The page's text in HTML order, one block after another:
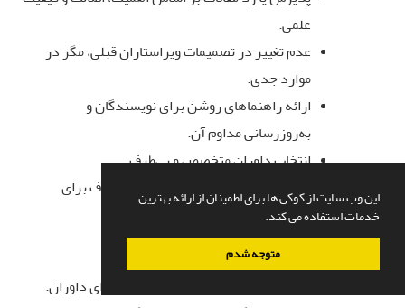
این وب سایت از کوکی ها برای اطمینان از ارائه بهترین
خدمات استفاده می کند.
متوجه شدم
علمی.
عدم تغییر در تصمیمات ویراستاران قبلی، مگر در
موارد جدی.
ارائه راهنماهای روشن برای نویسندگان و
به‌روزرسانی مداوم آن.
انتخاب داوران متخصص و بی‌طرف.
انتشار تعارض منافع و ارائه فرایند شفاف برای
رسیدگی به شکایات
مسئولیت‌های سردبیران در قبال داوران
ارائه دستورالعمل‌های کامل و به‌روز برای داوران.